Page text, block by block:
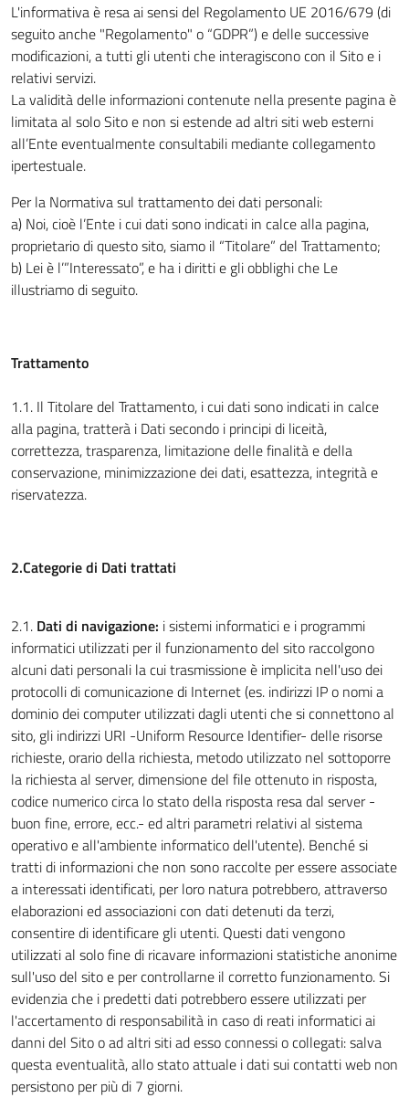
L'informativa è resa ai sensi del Regolamento UE 2016/679 (di
seguito anche "Regolamento" o “GDPR”) e delle successive
modificazioni, a tutti gli utenti che interagiscono con il Sito e i
relativi servizi.
La validità delle informazioni contenute nella presente pagina è
limitata al solo Sito e non si estende ad altri siti web esterni
all’Ente eventualmente consultabili mediante collegamento
ipertestuale.
Per la Normativa sul trattamento dei dati personali:
a) Noi, cioè l’Ente i cui dati sono indicati in calce alla pagina,
proprietario di questo sito, siamo il “Titolare” del Trattamento;
b) Lei è l’”Interessato”, e ha i diritti e gli obblighi che Le
illustriamo di seguito.
Trattamento
1.1. Il Titolare del Trattamento, i cui dati sono indicati in calce
alla pagina, tratterà i Dati secondo i principi di liceità,
correttezza, trasparenza, limitazione delle finalità e della
conservazione, minimizzazione dei dati, esattezza, integrità e
riservatezza.
2.Categorie di Dati trattati
2.1. Dati di navigazione: i sistemi informatici e i programmi
informatici utilizzati per il funzionamento del sito raccolgono
alcuni dati personali la cui trasmissione è implicita nell'uso dei
protocolli di comunicazione di Internet (es. indirizzi IP o nomi a
dominio dei computer utilizzati dagli utenti che si connettono al
sito, gli indirizzi URI -Uniform Resource Identifier- delle risorse
richieste, orario della richiesta, metodo utilizzato nel sottoporre
la richiesta al server, dimensione del file ottenuto in risposta,
codice numerico circa lo stato della risposta resa dal server -
buon fine, errore, ecc.- ed altri parametri relativi al sistema
operativo e all'ambiente informatico dell'utente). Benché si
tratti di informazioni che non sono raccolte per essere associate
a interessati identificati, per loro natura potrebbero, attraverso
elaborazioni ed associazioni con dati detenuti da terzi,
consentire di identificare gli utenti. Questi dati vengono
utilizzati al solo fine di ricavare informazioni statistiche anonime
sull'uso del sito e per controllarne il corretto funzionamento. Si
evidenzia che i predetti dati potrebbero essere utilizzati per
l'accertamento di responsabilità in caso di reati informatici ai
danni del Sito o ad altri siti ad esso connessi o collegati: salva
questa eventualità, allo stato attuale i dati sui contatti web non
persistono per più di 7 giorni.